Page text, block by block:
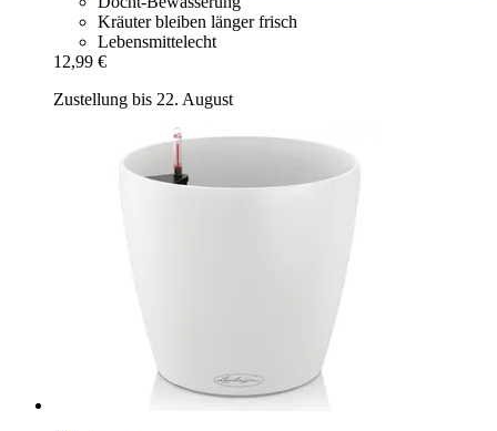
Kräuter bleiben länger frisch
Lebensmittelecht
12,99 €
Zustellung bis 22. August